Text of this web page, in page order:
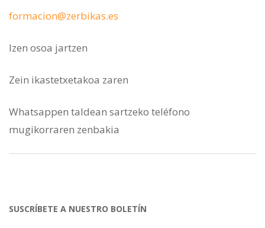
formacion@zerbikas.es
Izen osoa jartzen
Zein ikastetxetakoa zaren
Whatsappen taldean sartzeko teléfono
mugikorraren zenbakia
SUSCRÍBETE A NUESTRO BOLETÍN